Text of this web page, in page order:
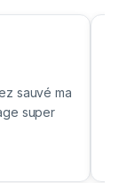
Bravo pour
une vrai société